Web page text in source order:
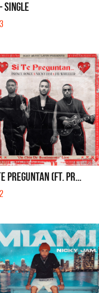
SINGLE
PREGUNTAN (FT. PR...
Muela y Sus Amigos
QUE NO SE MUELA LA MUELA - SINGLE